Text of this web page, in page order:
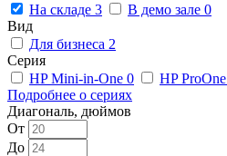
На складе 3 В демо зале 0
Вид
Для бизнеса 2
Серия
HP Mini-in-One 0 HP ProOne
Подробнее о сериях
Диагональ, дюймов
От
До